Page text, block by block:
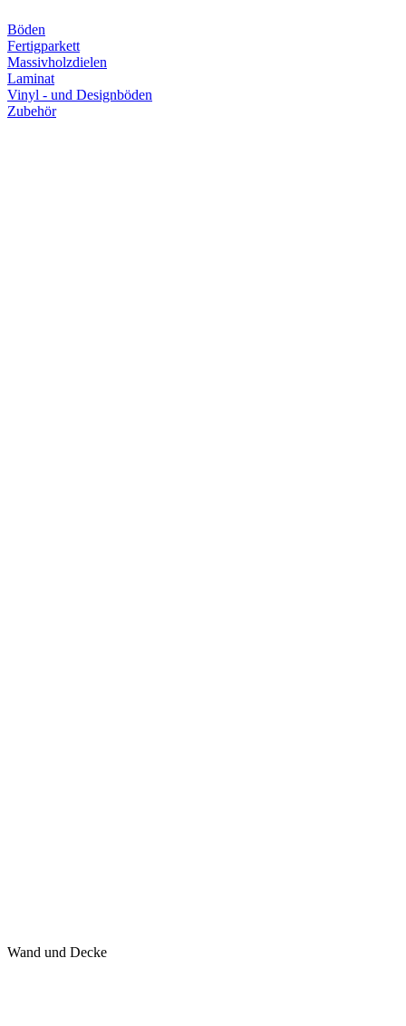
Böden
Fertigparkett
Massivholzdielen
Laminat
Vinyl - und Designböden
Zubehör
Wand und Decke